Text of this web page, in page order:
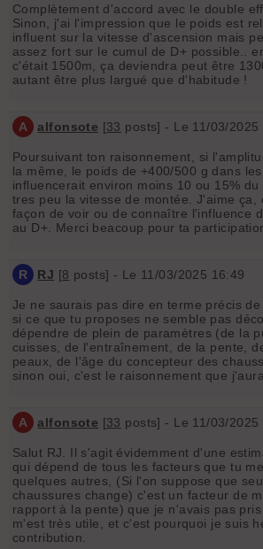
Complètement d'accord avec le double
Sinon, j'ai l'impression que le poids est
influent sur la vitesse d'ascension mais
assez fort sur le cumul de D+ possible..
c'était 1500m, ça deviendra peut être
autant être plus largué que d'habitude !
A alfonsote [33 posts] - Le 11/03/2025
Poursuivant ton raisonnement, si
la même, le poids de +400/500 g dans
influencerait environ moins 10 ou 15%
tres peu la vitesse de montée. J'aime ça,
façon de voir ou de connaître l'influence
au D+. Merci beacoup pour ta
R RJ [8 posts] - Le 11/03/2025 16:49
Je ne saurais pas dire en terme précis
si ce que tu proposes ne semble pas
dépendre de plein de paramètres (de la
cuisses, de l'entraînement, de la pente,
peaux, de l'âge du concepteur des
sinon oui, c'est le raisonnement que
A alfonsote [33 posts] - Le 11/03/2025
Salut RJ. Il s'agit évidemment d'une
qui dépend de tous les facteurs que tu
quelques autres, (Si l'on suppose que
chaussures change) c'est un facteur de
rapport à la pente) que je n'avais pas
m'est très utile, et c'est pourquoi je suis
contribution.